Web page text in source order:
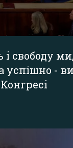
і свободу
успішно -